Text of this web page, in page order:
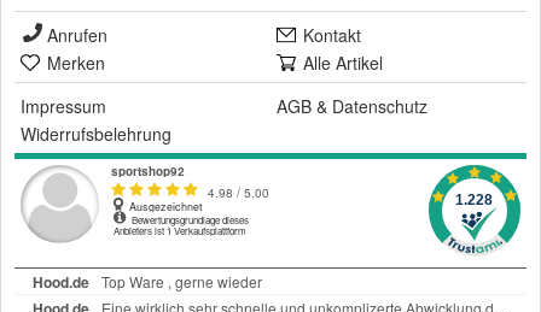
Anrufen
Kontakt
Merken
Alle Artikel
Impressum
AGB & Datenschutz
Widerrufsbelehrung